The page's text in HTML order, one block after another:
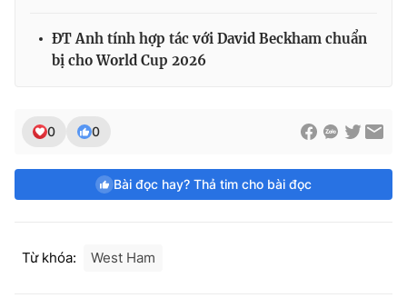
ĐT Anh tính hợp tác với David Beckham chuẩn
bị cho World Cup 2026
0 0
Bài đọc hay? Thả tim cho bài đọc
Từ khóa: West Ham